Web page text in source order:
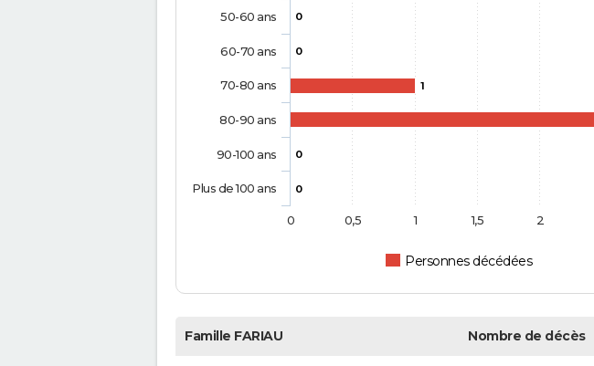
0
0
1
0
0
Personnes décédées
50-60 ans
60-70 ans
70-80 ans
80-90 ans
90-100 ans
Plus de 100 ans
0 0,5 1 1,5 2
Famille FARIAU Nombre de décès